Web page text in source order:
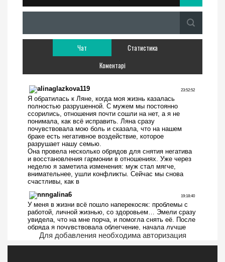
Чат
Статистика
Коментарі
Для добавления необходима авторизация